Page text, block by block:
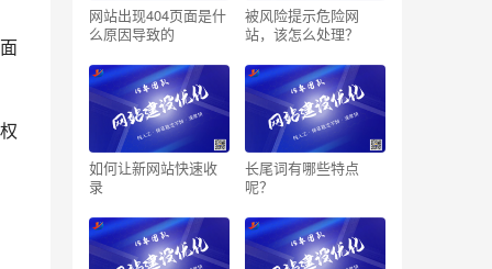
网站出现404页面是什
么原因导致的
被风险提示危险网
站，该怎么处理？
如何让新网站快速收
录
长尾词有哪些特点
呢？